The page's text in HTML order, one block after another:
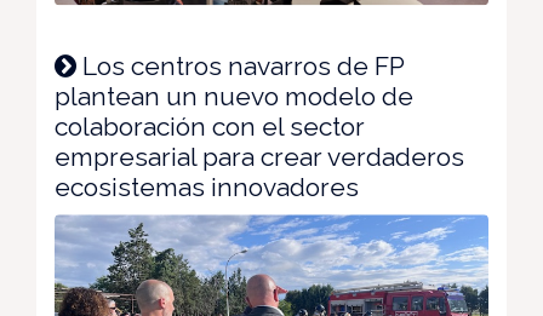
Los centros navarros de FP
plantean un nuevo modelo de
colaboración con el sector
empresarial para crear verdaderos
ecosistemas innovadores